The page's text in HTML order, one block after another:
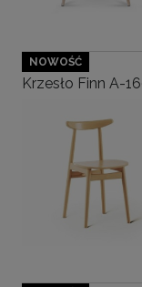
Krzesło Finn A-
NOWOŚĆ